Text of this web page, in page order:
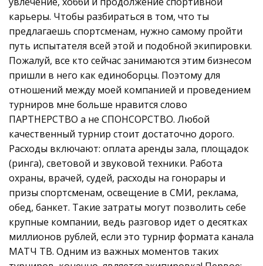
карьеры. Чтобы разбираться в том, что ты
предлагаешь спортсменам, нужно самому пройти
путь испытателя всей этой и подобной экипировки.
Пожалуй, все кто сейчас занимаются этим бизнесом
пришли в него как единоборцы. Поэтому для
отношений между моей компанией и проведением
турниров мне больше нравится слово
ПАРТНЕРСТВО а не СПОНСОРСТВО. Любой
качественный турнир стоит достаточно дорого.
Расходы включают: оплата аренды зала, площадок
(ринга), световой и звуковой техники. Работа
охраны, врачей, судей, расходы на гонорары и
призы спортсменам, освещение в СМИ, реклама,
обед, банкет. Такие затраты могут позволить себе
крупные компании, ведь разговор идет о десятках
миллионов рублей, если это турнир формата канала
МАТЧ ТВ. Одним из важных моментов таких